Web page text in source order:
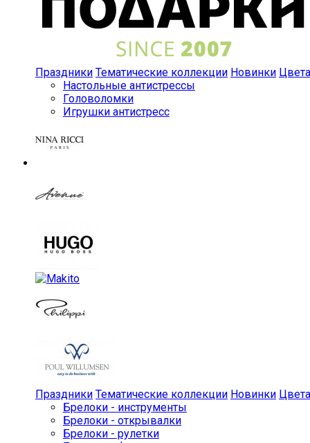
Праздники Тематические коллекции Новинки Цвета
Настольные антистрессы
Головоломки
Игрушки антистресс
Праздники Тематические коллекции Новинки Цвета
Брелоки - инструменты
Брелоки - открывалки
Брелоки - рулетки